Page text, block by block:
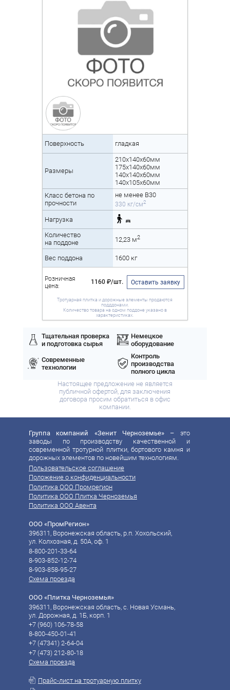
Поверхность гладкая
Размеры
210x140x60мм
175x140x60мм
140x140x60мм
140x105x60мм
Класс бетона по
прочности
не менее B30
330 кг/см2
Нагрузка
Количество
на поддоне
12,23 м2
Вес поддона 1600 кг
Розничная
цена:
1160 ₽/шт. Оставить заявку
Тротуарная плитка и дорожные элементы продаются
подддонами.
Количество товара на одном поддоне указано в
характеристиках.
Тщательная проверка
и подготовка сырья
Немецкое
оборудование
Современные
технологии
Контроль
производства
полного цикла
Настоящее предложение не является
публичной офертой, для заключения
договора просим обратиться в офис
компании.
Группа компаний «Зенит Черноземье»– это
заводы по производству качественной и
современной тротурной плитки, бортового камня и
дорожных элементов по новейшим технологиям.
Пользовательское соглашение
Положение о конфиденциальности
Политика ООО Промрегион
Политика ООО Плитка Черноземья
Политика ООО Авента
ООО «ПромРегион»
396311, Воронежская область, р.п. Хохольский,
ул. Колхозная, д. 50А, оф. 1
8-800-201-33-64
8-903-852-12-74
8-903-858-95-27
Схема проезда
ООО «Плитка Черноземья»
396311, Воронежская область, с. Новая Усмань,
ул. Дорожная, д. 1Б, корп. 1
+7 (960) 106-78-58‬
8-800-450-01-41
‪‪+7 (47341) 2-64-04
‪‪+7 (473) 212-80-18
Схема проезда
Прайс-лист на тротуарную плитку